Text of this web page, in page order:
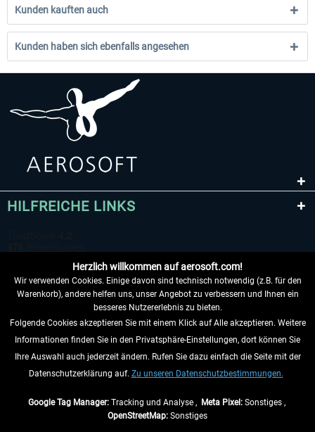
Kunden kauften auch
Kunden haben sich ebenfalls angesehen
HILFREICHE LINKS
VERTRAG WIDERRUFEN
INFORMATIONEN
Herzlich willkommen auf aerosoft.com!
Wir verwenden Cookies. Einige davon sind technisch notwendig (z.B. für den
Warenkorb), andere helfen uns, unser Angebot zu verbessern und Ihnen ein
besseres Nutzererlebnis zu bieten.
Folgende Cookies akzeptieren Sie mit einem Klick auf Alle akzeptieren. Weitere
Informationen finden Sie in den Privatsphäre-Einstellungen, dort können Sie
Ihre Auswahl auch jederzeit ändern. Rufen Sie dazu einfach die Seite mit der
Datenschutzerklärung auf. Zu unseren Datenschutzbestimmungen.
Google Tag Manager:Tracking und Analyse , Meta Pixel:Sonstiges ,
OpenStreetMap: Sonstiges